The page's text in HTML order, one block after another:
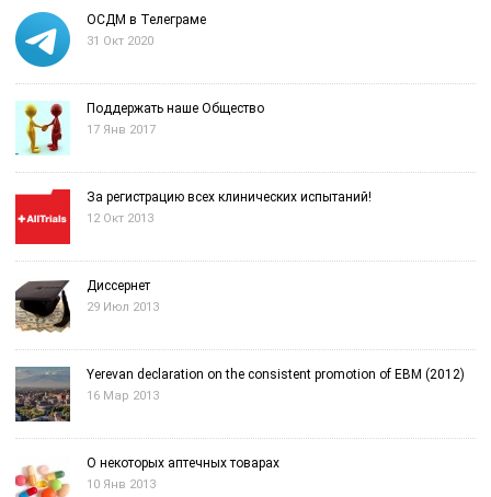
ОСДМ в Телеграме
31 Окт 2020
Поддержать наше Общество
17 Янв 2017
За регистрацию всех клинических испытаний!
12 Окт 2013
Диссернет
29 Июл 2013
Yerevan declaration on the consistent promotion of EBM (2012)
16 Мар 2013
О некоторых аптечных товарах
10 Янв 2013